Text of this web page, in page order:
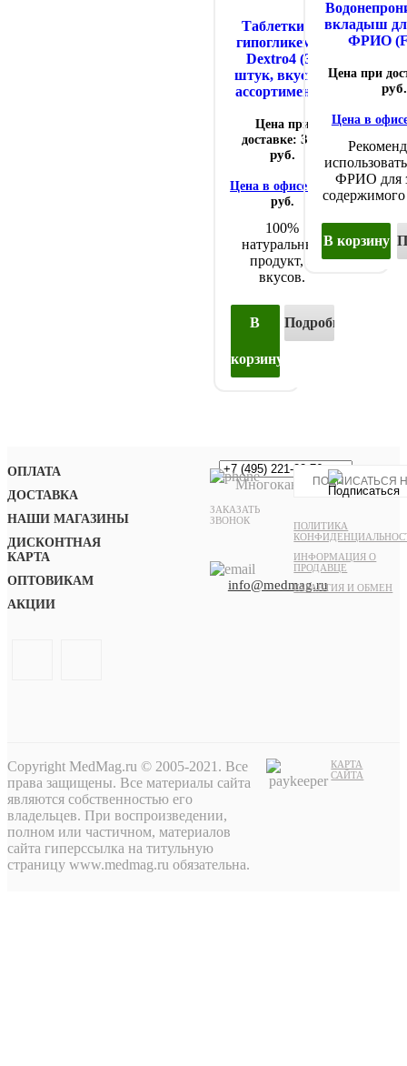
Таблетки от
гипогликемии
Dextro4 (36
штук, вкусы в
ассортименте)
Цена при
доставке:305
руб.
Цена в офисе:
руб.
100%
натуральный
продукт, 5
вкусов.
В
корзину
Подробнее...
вкладыш
ФРИО
Цена при
руб.
Цена в
ФРИО для
содержимого
В корзину
ОПЛАТА
ДОСТАВКА
НАШИ МАГАЗИНЫ
ДИСКОНТНАЯ
КАРТА
ОПТОВИКАМ
АКЦИИ
Многоканальный
ЗАКАЗАТЬ
ЗВОНОК
info@medmag.ru
ПОЛИТИКА
ИНФОРМАЦИЯ О
ПРОДАВЦЕ
ГАРАНТИЯ И ОБМЕН
Copyright MedMag.ru © 2005-2021. Все
права защищены. Все материалы сайта
являются собственностью его
владельцев. При воспроизведении,
полном или частичном, материалов
сайта гиперссылка на титульную
страницу www.medmag.ru обязательна.
КАРТА
САЙТА